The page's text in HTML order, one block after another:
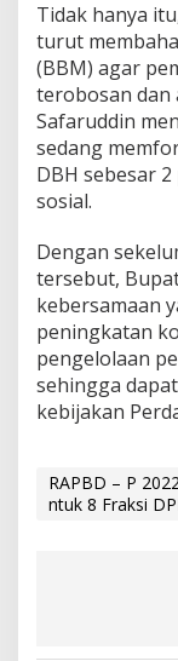
Tidak hanya
turut
(BBM) agar
terobosan dan
Safaruddin
sedang
DBH sebesar
sosial.
Dengan
tersebut,
kebersamaan
peningkatan
pengelolaan
sehingga
kebijakan
RAPBD – P
ntuk 8 Fraksi